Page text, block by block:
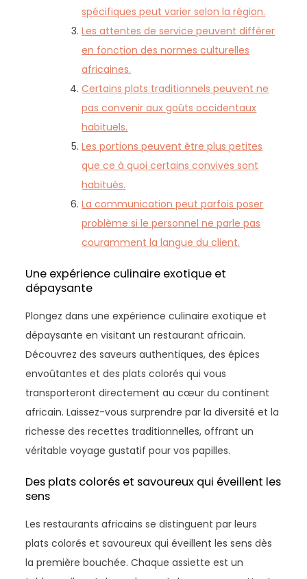
spécifiques peut varier selon la région.
Les attentes de service peuvent différer
en fonction des normes culturelles
africaines.
Certains plats traditionnels peuvent ne
pas convenir aux goûts occidentaux
habituels.
Les portions peuvent être plus petites
que ce à quoi certains convives sont
habitués.
La communication peut parfois poser
problème si le personnel ne parle pas
couramment la langue du client.
Une expérience culinaire exotique et
dépaysante
Plongez dans une expérience culinaire exotique et
dépaysante en visitant un restaurant africain.
Découvrez des saveurs authentiques, des épices
envoûtantes et des plats colorés qui vous
transporteront directement au cœur du continent
africain. Laissez-vous surprendre par la diversité et la
richesse des recettes traditionnelles, offrant un
véritable voyage gustatif pour vos papilles.
Des plats colorés et savoureux qui éveillent les
sens
Les restaurants africains se distinguent par leurs
plats colorés et savoureux qui éveillent les sens dès
la première bouchée. Chaque assiette est un